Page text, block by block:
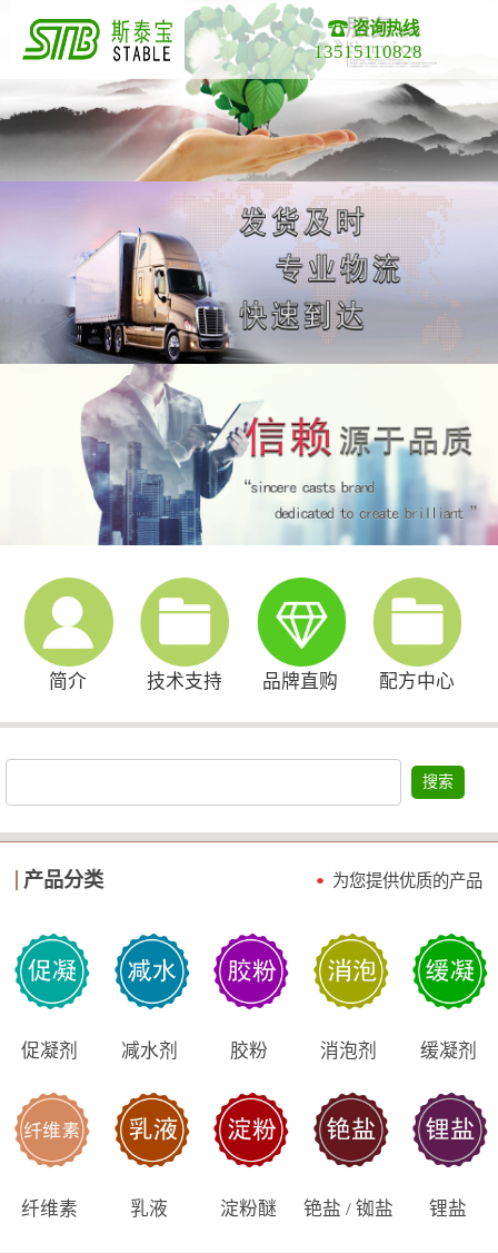
咨询热线
13515110828
简介 技术支持 品牌直购 配方中心
搜索
产品分类 为您提供优质的产品
促凝剂 减水剂 胶粉 消泡剂 缓凝剂
纤维素 乳液 淀粉醚 铯盐 / 铷盐 锂盐